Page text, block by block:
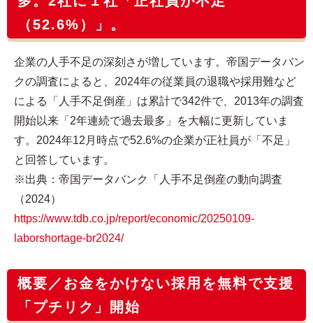
（52.6%）」。
企業の人手不足の深刻さが増しています。帝国データバン
クの調査によると、2024年の従業員の退職や採用難など
による「人手不足倒産」は累計で342件で、2013年の調査
開始以来「2年連続で過去最多」を大幅に更新していま
す。2024年12月時点で52.6%の企業が正社員が「不足」
と回答しています。
※出典：帝国データバンク「人手不足倒産の動向調査
（2024）
https://www.tdb.co.jp/report/economic/20250109-
laborshortage-br2024/
概要／お金をかけない採用を無料で支援
「プチリク」開始